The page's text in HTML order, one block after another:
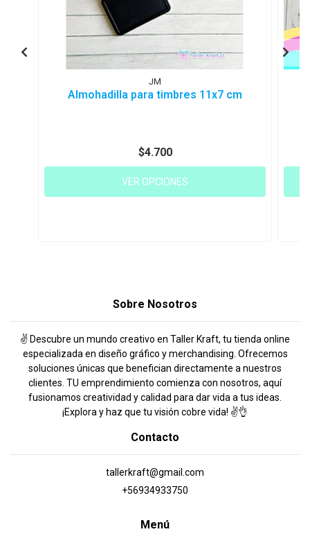
JM
Almohadilla para timbres 11x7 cm
$4.700
VER OPCIONES
Sobre Nosotros
✌️ Descubre un mundo creativo en Taller Kraft, tu tienda online
especializada en diseño gráfico y merchandising. Ofrecemos
soluciones únicas que benefician directamente a nuestros
clientes. TU emprendimiento comienza con nosotros, aquí
fusionamos creatividad y calidad para dar vida a tus ideas.
¡Explora y haz que tu visión cobre vida! ✌️👌
Contacto
tallerkraft@gmail.com
+56934933750
Menú